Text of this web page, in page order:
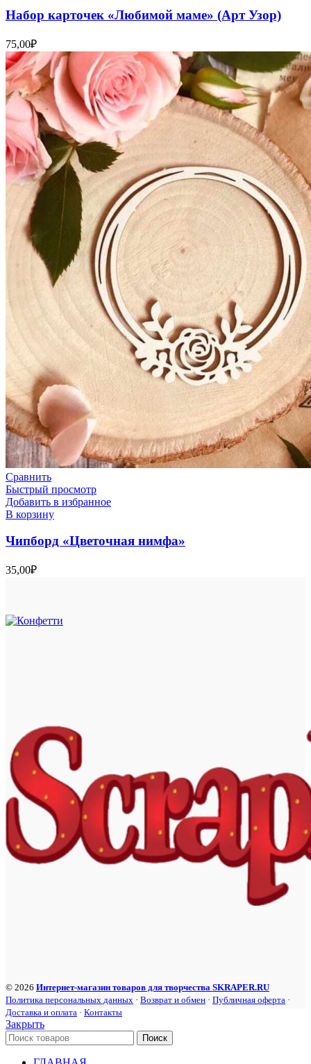
Набор карточек «Любимой маме» (Арт Узор)
75,00₽
Сравнить
Быстрый просмотр
Добавить в избранное
В корзину
Чипборд «Цветочная нимфа»
35,00₽
© 2026 Интернет-магазин товаров для творчества SKRAPER.RU
Политика персональных данных · Возврат и обмен · Публичная оферта ·
Доставка и оплата · Контакты
Закрыть
Поиск